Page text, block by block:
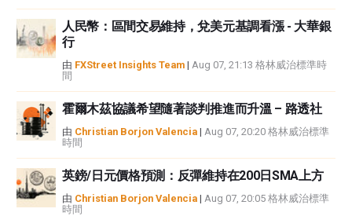
人民幣：區間交易維持，兌美元基調看漲 - 大華銀
行
由 FXStreet Insights Team | Aug 07, 21:13 格林威治標準時
間
霍爾木茲協議希望隨著談判推進而升溫 – 路透社
由 Christian Borjon Valencia | Aug 07, 20:20 格林威治標準
時間
英鎊/日元價格預測：反彈維持在200日SMA上方
由 Christian Borjon Valencia | Aug 07, 20:05 格林威治標準
時間